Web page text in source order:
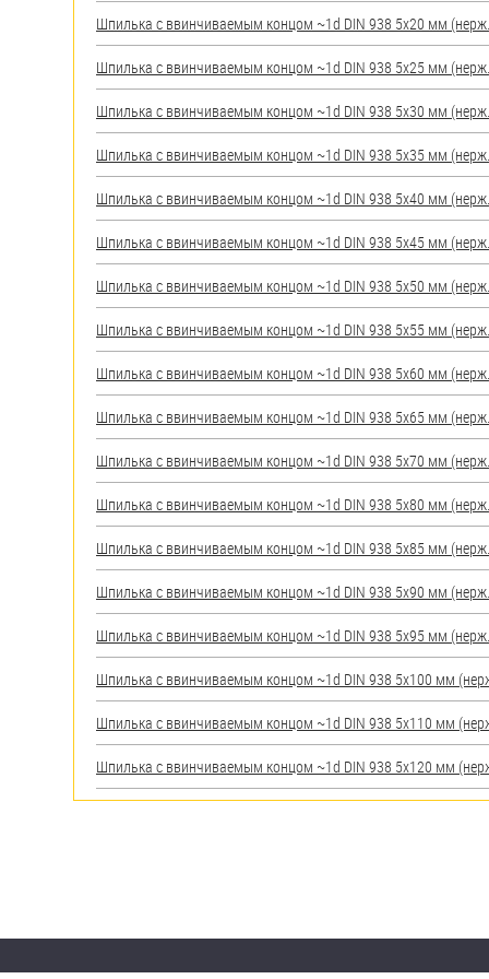
Пробки
Саморезы и шурупы
Стопорные кольца
Такелаж
Хомуты
Шайбы
Шпильки
Шплинты
Штифты и пальцы
Шпилька c ввинчиваемым концом ~1d DIN 938 5х20 мм
Шпилька c ввинчиваемым концом ~1d DIN 938 5х25 мм
Шпилька c ввинчиваемым концом ~1d DIN 938 5х30 мм
Шпилька c ввинчиваемым концом ~1d DIN 938 5х35 мм
Шпилька c ввинчиваемым концом ~1d DIN 938 5х40 мм
Шпилька c ввинчиваемым концом ~1d DIN 938 5х45 мм
Шпилька c ввинчиваемым концом ~1d DIN 938 5х50 мм
Шпилька c ввинчиваемым концом ~1d DIN 938 5х55 мм
Шпилька c ввинчиваемым концом ~1d DIN 938 5х60 мм
Шпилька c ввинчиваемым концом ~1d DIN 938 5х65 мм
Шпилька c ввинчиваемым концом ~1d DIN 938 5х70 мм
Шпилька c ввинчиваемым концом ~1d DIN 938 5х80 мм
Шпилька c ввинчиваемым концом ~1d DIN 938 5х85 мм
Шпилька c ввинчиваемым концом ~1d DIN 938 5х90 мм
Шпилька c ввинчиваемым концом ~1d DIN 938 5х95 мм
Шпилька c ввинчиваемым концом ~1d DIN 938 5х100 мм
Шпилька c ввинчиваемым концом ~1d DIN 938 5х110 мм
Шпилька c ввинчиваемым концом ~1d DIN 938 5х120 мм